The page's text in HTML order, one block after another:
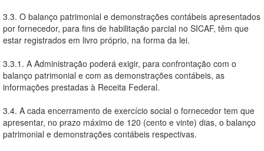
3.3. O balanço patrimonial e demonstrações contábeis apresentados
por fornecedor, para fins de habilitação parcial no SICAF, têm que
estar registrados em livro próprio, na forma da lei.
3.3.1. A Administração poderá exigir, para confrontação com o
balanço patrimonial e com as demonstrações contábeis, as
informações prestadas à Receita Federal.
3.4. A cada encerramento de exercício social o fornecedor tem que
apresentar, no prazo máximo de 120 (cento e vinte) dias, o balanço
patrimonial e demonstrações contábeis respectivas.